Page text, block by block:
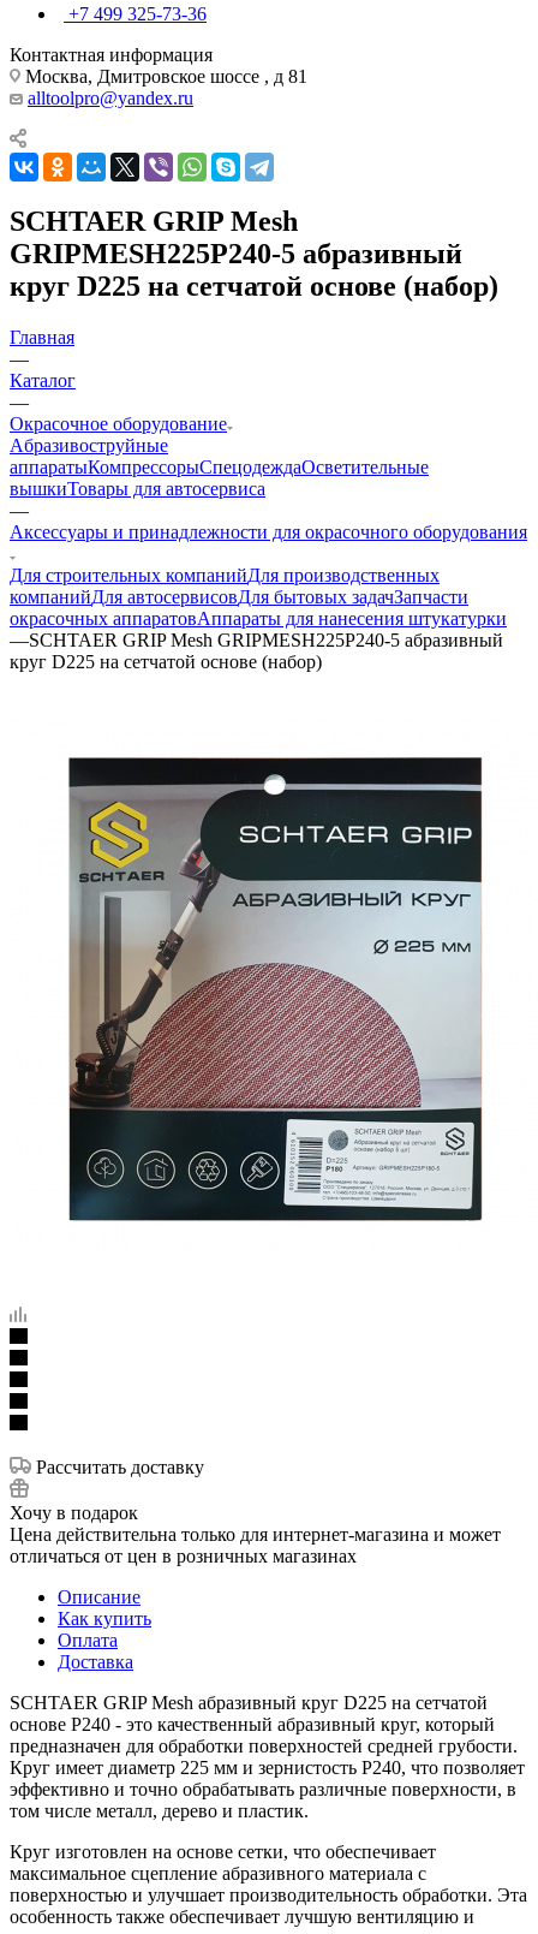
+7 499 325-73-36
Контактная информация
Москва, Дмитровское шоссе , д 81
alltoolpro@yandex.ru
SCHTAER GRIP Mesh
GRIPMESH225P240-5 абразивный
круг D225 на сетчатой основе (набор)
Главная
—
Каталог
—
Окрасочное оборудование
Aбразивоструйные
аппаратыКомпрессорыСпецодеждаОсветительные
вышкиТовары для автосервиса
—
Аксессуары и принадлежности для окрасочного оборудования
Для строительных компанийДля производственных
компанийДля автосервисовДля бытовых задачЗапчасти
окрасочных аппаратовАппараты для нанесения штукатурки
—SCHTAER GRIP Mesh GRIPMESH225P240-5 абразивный
круг D225 на сетчатой основе (набор)
Рассчитать доставку
Хочу в подарок
Цена действительна только для интернет-магазина и может
отличаться от цен в розничных магазинах
Описание
Как купить
Оплата
Доставка
SCHTAER GRIP Mesh абразивный круг D225 на сетчатой
основе P240 - это качественный абразивный круг, который
предназначен для обработки поверхностей средней грубости.
Круг имеет диаметр 225 мм и зернистость P240, что позволяет
эффективно и точно обрабатывать различные поверхности, в
том числе металл, дерево и пластик.
Круг изготовлен на основе сетки, что обеспечивает
максимальное сцепление абразивного материала с
поверхностью и улучшает производительность обработки. Эта
особенность также обеспечивает лучшую вентиляцию и